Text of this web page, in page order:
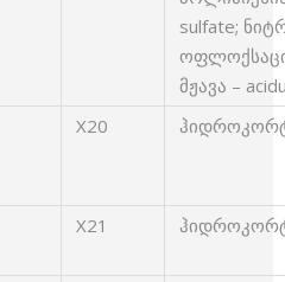
sulfate;
მჟავა –
X20
X21